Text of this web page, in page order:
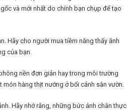
và mới nhất do chính bạn chụp để tạo
Hãy cho người mua tiềm năng thấy ảnh
của bạn.
nền đơn giản hay trong môi trường
hàng thịt nướng ở bối cảnh sân vườn.
Hãy nhớ rằng, những bức ảnh chân thực